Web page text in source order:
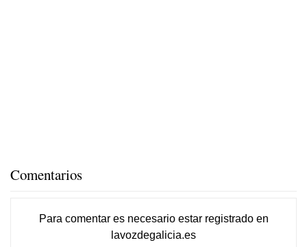
Comentarios
Para comentar es necesario estar registradoen
lavozdegalicia.es